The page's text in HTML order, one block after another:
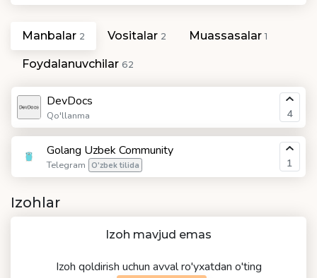
Manbalar 2 Vositalar 2 Muassasalar1
Foydalanuvchilar 62
DevDocs
Qo'llanma 4
Golang Uzbek Community
Telegram O'zbek tilida 1
Izohlar
Izoh mavjud emas
Izoh qoldirish uchun avval ro'yxatdan o'ting